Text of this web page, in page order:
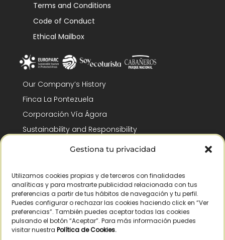
Gestiona tu privacidad
Utilizamos cookies propias y de terceros con finalidades
analíticas y para mostrarte publicidad relacionada con tus
preferencias a partir de tus hábitos de navegación y tu perfil.
Puedes configurar o rechazar las cookies haciendo click en “Ver
preferencias”. También puedes aceptar todas las cookies
pulsando el botón “Aceptar”. Para más información puedes
visitar nuestra Política de Cookies.
Terms and Conditions
Code of Conduct
Ethical Mailbox
Our Company’s History
Finca La Pontezuela
Corporación Vía Ágora
Sustainability and Responsibility
CSR and Fundación Gómez-Pintado
Recognitions